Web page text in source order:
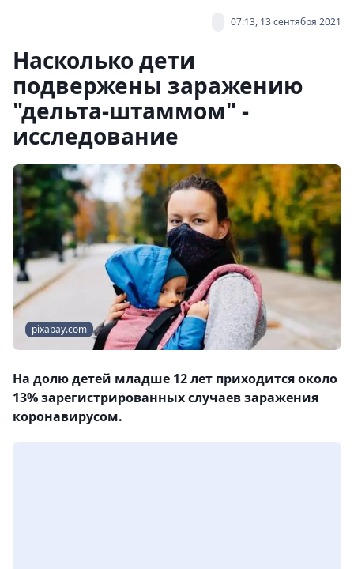
07:13, 13 сентября 2021
Насколько дети
подвержены заражению
"дельта-штаммом" -
исследование
pixabay.com
На долю детей младше 12 лет приходится около
13% зарегистрированных случаев заражения
коронавирусом.